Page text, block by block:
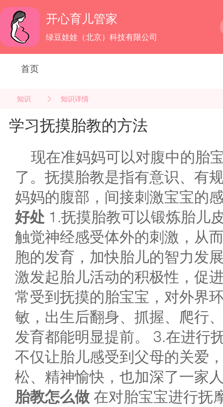
开心育儿管家
绿豆娃娃（北京）科技有限公司
首页
知识 知识详情
学习抚摸胎教的方法
现在准妈妈可以对腹中的胎
了。抚摸胎教是指有意识、有
妈妈的腹部，间接刺激宝宝的
好处 1.抚摸胎教可以锻炼胎儿
触觉神经感受体外的刺激，从
胞的发育，加快胎儿的智力发
激发起胎儿活动的积极性，促
常受到抚摸的胎宝宝，对外界
敏，出生后翻身、抓握、爬行
发育都能明显提前。 3.在进行
不仅让胎儿感受到父母的关爱
松、精神愉快，也加深了一家
胎教怎么做 在对胎宝宝进行抚